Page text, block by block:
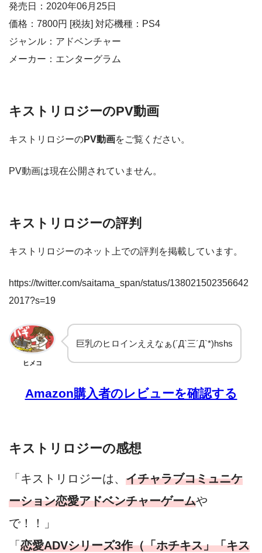
発売日：2020年06月25日
価格：7800円 [税抜] 対応機種：PS4
ジャンル：アドベンチャー
メーカー：エンターグラム
キストリロジーのPV動画
キストリロジーのPV動画をご覧ください。
PV動画は現在公開されていません。
キストリロジーの評判
キストリロジーのネット上での評判を掲載しています。
https://twitter.com/saitama_span/status/138021502356642
2017?s=19
ヒメコ
巨乳のヒロインええなぁ(´Д`三´Д`*)hshs
Amazon購入者のレビューを確認する
キストリロジーの感想
「キストリロジーは、 イチャラブコミュニケ
ーション恋愛アドベンチャーゲームや
で！！」
「 恋愛ADVシリーズ3作（「ホチキス」「キス